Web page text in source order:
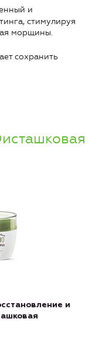
и
стимулируя
морщины.
сохранить
и